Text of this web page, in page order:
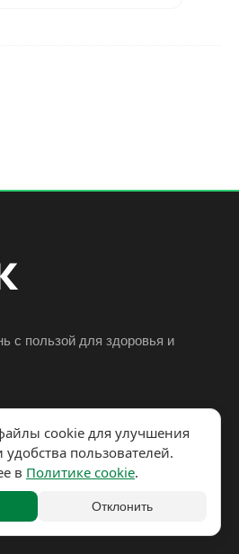
cookie для улучшения
удобства пользователей.
в Политике cookie.
Отклонить
с пользой для здоровья и